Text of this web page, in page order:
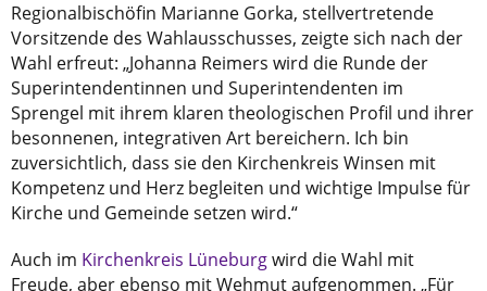
Regionalbischöfin Marianne Gorka, stellvertretende
Vorsitzende des Wahlausschusses, zeigte sich nach der
Wahl erfreut: „Johanna Reimers wird die Runde der
Superintendentinnen und Superintendenten im
Sprengel mit ihrem klaren theologischen Profil und ihrer
besonnenen, integrativen Art bereichern. Ich bin
zuversichtlich, dass sie den Kirchenkreis Winsen mit
Kompetenz und Herz begleiten und wichtige Impulse für
Kirche und Gemeinde setzen wird.“
Auch im Kirchenkreis Lüneburgwird die Wahl mit
Freude, aber ebenso mit Wehmut aufgenommen. „Für